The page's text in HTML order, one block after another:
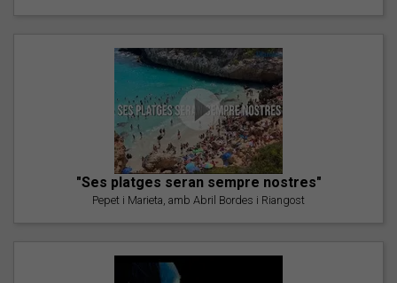
"Ses platges seran sempre nostres"
Pepet i Marieta, amb Abril Bordes i Riangost